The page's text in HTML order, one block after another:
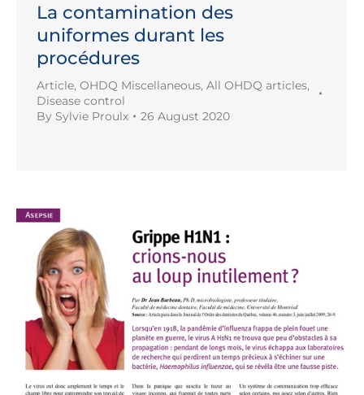
La contamination des
uniformes durant les
procédures
Article, OHDQ Miscellaneous, All OHDQ articles,
Disease control
By Sylvie Proulx 26 August 2020